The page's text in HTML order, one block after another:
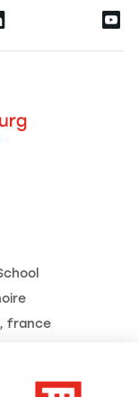
france